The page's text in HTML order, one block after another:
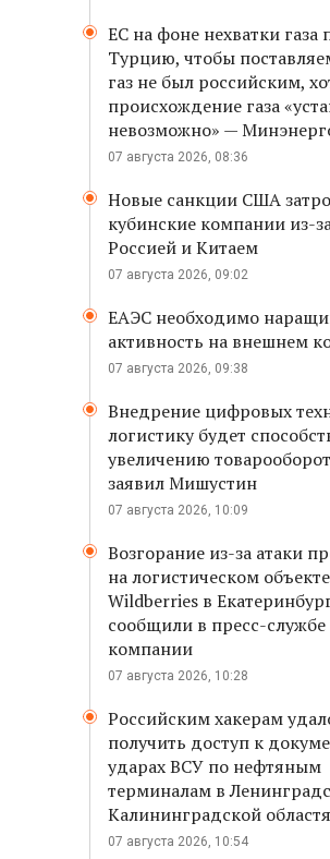
ЕС на фоне нехватки газа
Турцию, чтобы
газ не был российским,
происхождение газа
невозможно» —
07 августа 2026, 08:36
Новые санкции США
кубинские компании из-
Россией и Китаем
07 августа 2026, 09:02
ЕАЭС необходимо
активность на внешнем
07 августа 2026, 09:38
Внедрение цифровых
логистику будет
увеличению
заявил Мишустин
07 августа 2026, 10:09
Возгорание из-за атаки
на логистическом объекте
Wildberries в
сообщили в пресс-службе
компании
07 августа 2026, 10:28
Российским хакерам
получить доступ к
ударах ВСУ по нефтяным
терминалам в
Калининградской
07 августа 2026, 10:54